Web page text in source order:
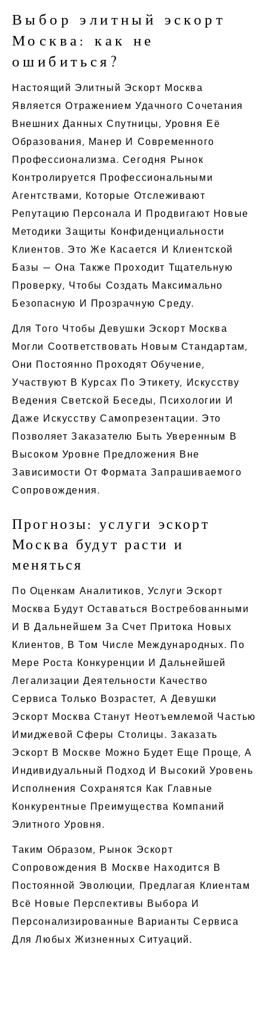
Выбор элитный эскорт
Москва: как не
ошибиться?
Настоящий Элитный Эскорт Москва
Является Отражением Удачного Сочетания
Внешних Данных Спутницы, Уровня Её
Образования, Манер И Современного
Профессионализма. Сегодня Рынок
Контролируется Профессиональными
Агентствами, Которые Отслеживают
Репутацию Персонала И Продвигают Новые
Методики Защиты Конфиденциальности
Клиентов. Это Же Касается И Клиентской
Базы — Она Также Проходит Тщательную
Проверку, Чтобы Создать Максимально
Безопасную И Прозрачную Среду.
Для Того Чтобы Девушки Эскорт Москва
Могли Соответствовать Новым Стандартам,
Они Постоянно Проходят Обучение,
Участвуют В Курсах По Этикету, Искусству
Ведения Светской Беседы, Психологии И
Даже Искусству Самопрезентации. Это
Позволяет Заказателю Быть Уверенным В
Высоком Уровне Предложения Вне
Зависимости От Формата Запрашиваемого
Сопровождения.
Прогнозы: услуги эскорт
Москва будут расти и
меняться
По Оценкам Аналитиков, Услуги Эскорт
Москва Будут Оставаться Востребованными
И В Дальнейшем За Счет Притока Новых
Клиентов, В Том Числе Международных. По
Мере Роста Конкуренции И Дальнейшей
Легализации Деятельности Качество
Сервиса Только Возрастет, А Девушки
Эскорт Москва Станут Неотъемлемой Частью
Имиджевой Сферы Столицы. Заказать
Эскорт В Москве Можно Будет Еще Проще, А
Индивидуальный Подход И Высокий Уровень
Исполнения Сохранятся Как Главные
Конкурентные Преимущества Компаний
Элитного Уровня.
Таким Образом, Рынок Эскорт
Сопровождения В Москве Находится В
Постоянной Эволюции, Предлагая Клиентам
Всё Новые Перспективы Выбора И
Персонализированные Варианты Сервиса
Для Любых Жизненных Ситуаций.